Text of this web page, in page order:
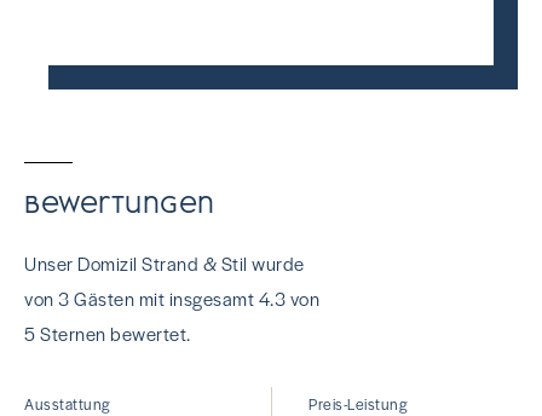
Bewertungen
Unser Domizil Strand & Stil wurde
von 3 Gästen mit insgesamt 4.3 von
5 Sternen bewertet.
Ausstattung Preis-Leistung